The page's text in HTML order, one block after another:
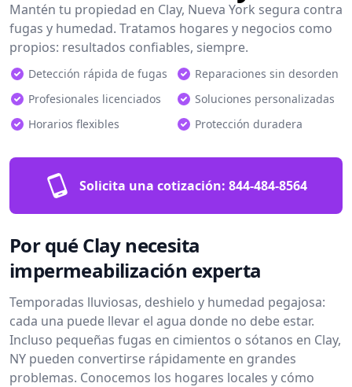
Mantén tu propiedad en Clay, Nueva York segura contra
fugas y humedad. Tratamos hogares y negocios como
propios: resultados confiables, siempre.
Detección rápida de fugas
Reparaciones sin desorden
Profesionales licenciados
Soluciones personalizadas
Horarios flexibles
Protección duradera
Solicita una cotización: 844-484-8564
Por qué Clay necesita
impermeabilización experta
Temporadas lluviosas, deshielo y humedad pegajosa:
cada una puede llevar el agua donde no debe estar.
Incluso pequeñas fugas en cimientos o sótanos en Clay,
NY pueden convertirse rápidamente en grandes
problemas. Conocemos los hogares locales y cómo